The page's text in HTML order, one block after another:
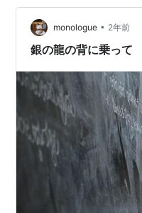
にでも起こりうる、小
この記事では、「苦しい
というテーマで、現場で
monologue • 2年前
銀の龍の背に乗って